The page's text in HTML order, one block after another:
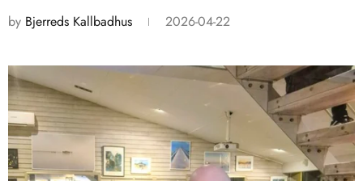
by Bjerreds Kallbadhus 2026-04-22